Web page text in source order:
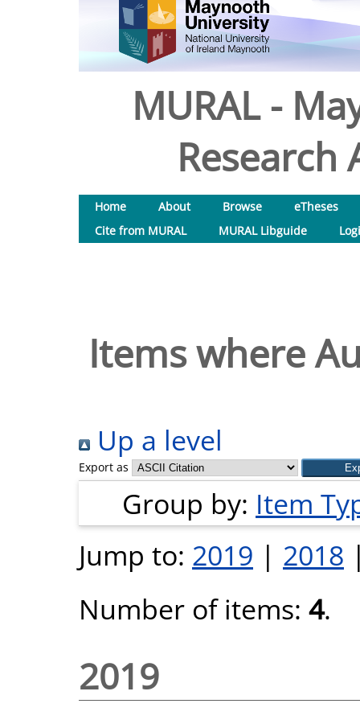
MURAL -
Research
Home About Browse
eTheses
Cite from MURAL
MURAL Libguide
Items where
Up a level
Export as
Group by: Item
Jump to: 2019 | 2018
Number of items: 4.
2019